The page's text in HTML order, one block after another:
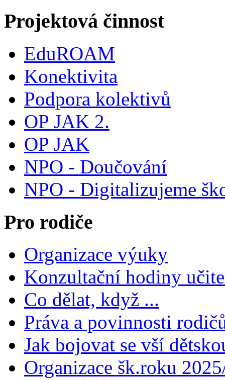
Projektová činnost
EduROAM
Konektivita
Podpora kolektivů
OP JAK 2.
OP JAK
NPO - Doučování
NPO - Digitalizujeme
Pro rodiče
Organizace výuky
Konzultační hodiny
Co dělat, když ...
Práva a povinnosti
Jak bojovat se vší
Organizace šk.roku